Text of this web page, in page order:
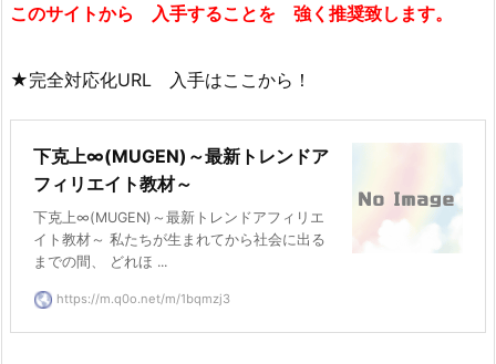
このサイトから 入手することを 強く推奨致します。
★完全対応化URL 入手はここから！
下克上∞(MUGEN)～最新トレンドア
フィリエイト教材～
下克上∞(MUGEN)～最新トレンドアフィリエ
イト教材～ 私たちが生まれてから社会に出る
までの間、 どれほ ...
https://m.q0o.net/m/1bqmzj3